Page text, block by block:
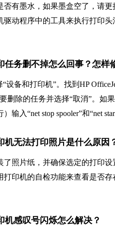
有墨水，如果墨盒空了，请
动程序中的工具来执行打印
任务删不掉怎么回事？怎样
设备和打印机”。找到HP
删除的任务并选择“取消”。如
入“net stop spooler”和“net
机无法打印照片是什么原因
照片纸，并确保选定的打印
印机的自检功能来查看是否
机感叹号闪烁怎么解决？